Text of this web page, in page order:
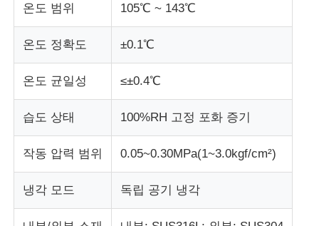
환경 테스트 챔버
범용 테스트 머신
마모시험기
충돌 시험 장비
온도 범위 105℃ ~ 143℃
온도 정확도 ±0.1℃
온도 균일성 ≤±0.4℃
습도 상태 100%RH 고정 포화 증기
작동 압력 범위 0.05~0.30MPa(1~3.0kgf/cm²)
냉각 모드 독립 공기 냉각